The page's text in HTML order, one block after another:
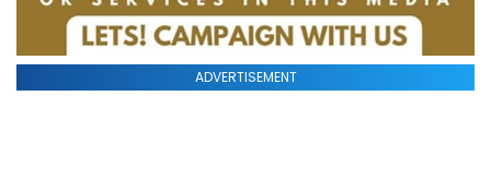
ADVERTISEMENT